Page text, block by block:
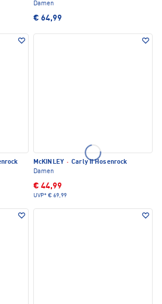
Damen
€ 64,99
McKINLEY · Carly II Hosenrock
Damen
€ 44,99
UVP* € 69,99